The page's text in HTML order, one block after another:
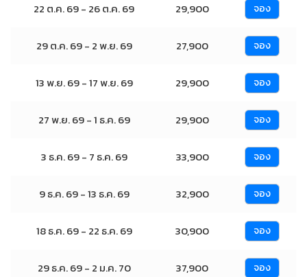
22 ต.ค. 69 - 26 ต.ค. 69 29,900 จอง
29 ต.ค. 69 - 2 พ.ย. 69 27,900 จอง
13 พ.ย. 69 - 17 พ.ย. 69 29,900 จอง
27 พ.ย. 69 - 1 ธ.ค. 69 29,900 จอง
3 ธ.ค. 69 - 7 ธ.ค. 69 33,900 จอง
9 ธ.ค. 69 - 13 ธ.ค. 69 32,900 จอง
18 ธ.ค. 69 - 22 ธ.ค. 69 30,900 จอง
29 ธ.ค. 69 - 2 ม.ค. 70 37,900 จอง